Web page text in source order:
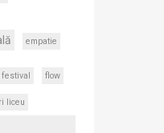
empatie
festival flow
liceu